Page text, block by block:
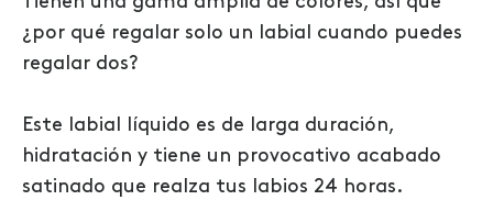
¿por qué regalar solo un labial cuando puedes
regalar dos?
Este labial líquido es de larga duración,
hidratación y tiene un provocativo acabado
satinado que realza tus labios 24 horas.